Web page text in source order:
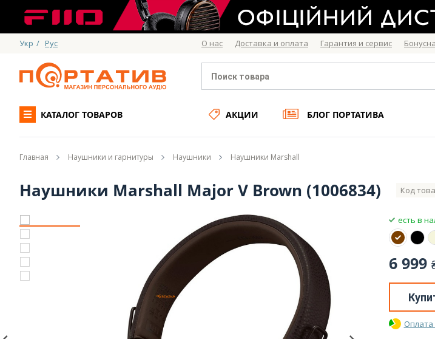
Укр / Рус О нас Доставка и оплата Гарантия и сервис
КАТАЛОГ ТОВАРОВ АКЦИИ БЛОГ ПОРТАТИВА
Главная Наушники и гарнитуры Наушники Наушники Marshall
Наушники Marshall Major V Brown (1006834) Код
есть в
6 999
Оплата